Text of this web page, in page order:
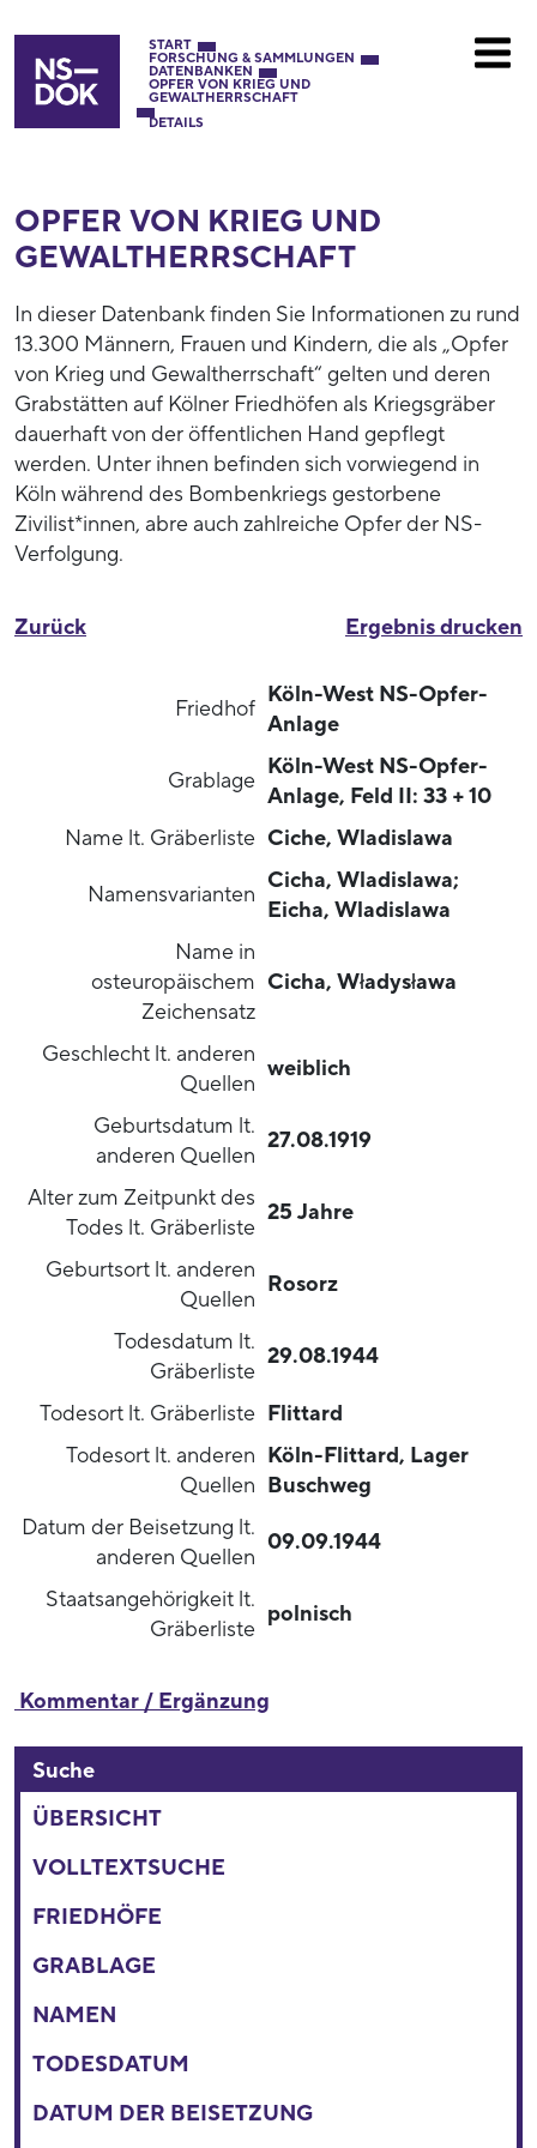
START
FORSCHUNG & SAMMLUNGEN
DATENBANKEN
OPFER VON KRIEG UND
GEWALTHERRSCHAFT
DETAILS
OPFER VON KRIEG UND
GEWALTHERRSCHAFT
In dieser Datenbank finden Sie Informationen zu rund
13.300 Männern, Frauen und Kindern, die als „Opfer
von Krieg und Gewaltherrschaft“ gelten und deren
Grabstätten auf Kölner Friedhöfen als Kriegsgräber
dauerhaft von der öffentlichen Hand gepflegt
werden. Unter ihnen befinden sich vorwiegend in
Köln während des Bombenkriegs gestorbene
Zivilist*innen, abre auch zahlreiche Opfer der NS-
Verfolgung.
Ergebnis drucken
Zurück
Friedhof
Köln-West NS-Opfer-
Anlage
Grablage
Köln-West NS-Opfer-
Anlage, Feld II: 33 + 10
Name lt. Gräberliste Ciche, Wladislawa
Namensvarianten
Cicha, Wladislawa;
Eicha, Wladislawa
Name in
osteuropäischem
Zeichensatz
Cicha, Władysława
Geschlecht lt. anderen
Quellen
weiblich
Geburtsdatum lt.
anderen Quellen
27.08.1919
Alter zum Zeitpunkt des
Todes lt. Gräberliste
25 Jahre
Geburtsort lt. anderen
Quellen
Rosorz
Todesdatum lt.
Gräberliste
29.08.1944
Todesort lt. Gräberliste Flittard
Todesort lt. anderen
Quellen
Köln-Flittard, Lager
Buschweg
Datum der Beisetzung lt.
anderen Quellen
09.09.1944
Staatsangehörigkeit lt.
Gräberliste
polnisch
Kommentar / Ergänzung
Suche
ÜBERSICHT
VOLLTEXTSUCHE
FRIEDHÖFE
GRABLAGE
NAMEN
TODESDATUM
DATUM DER BEISETZUNG